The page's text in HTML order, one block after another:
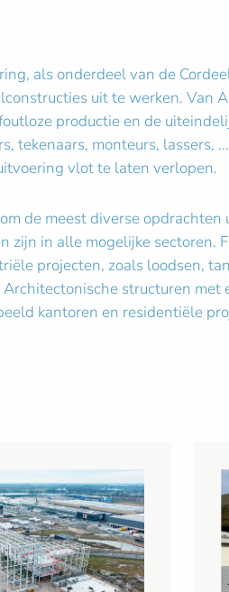
als onderdeel van de
uit te werken. Van
productie en de
tekenaars, monteurs, lassers,
vlot te laten verlopen.
de meest diverse opdrachten
zijn in alle mogelijke sectoren.
projecten, zoals loodsen,
structuren met
kantoren en residentiële